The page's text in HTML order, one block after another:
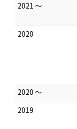
2021 ～
2020
2020 ～
2019